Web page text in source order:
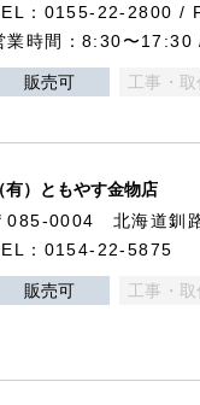
：0155-22-2800 /
業時間：8:30〜17:30
販売可 工事・取
有）ともやす金物店
085-0004 北海道釧
：0154-22-5875
販売可 工事・取